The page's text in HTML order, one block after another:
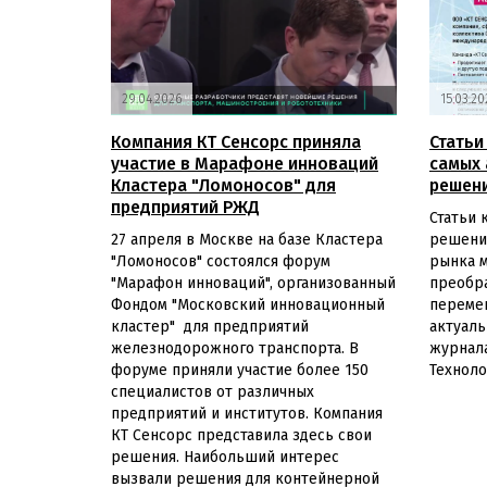
Концевые выключатели KTSS-E
Концевые выключатели серии KTSS-E –
электромеханические устройства,
размыкающие/замыкающие контакты при
достижении механизмами определенных
положений. Используются в
автоматических линиях, конвейерах,
подъемной техники, а также в механизмах,
где необходимо контролировать
передвижение подвижных частей.
Серия KTSS-E рассчитана на высокие
скорости и жесткие условия работы,
включая агрессивные среды, высокие
температуры.
Корпус из алюминия
3 типа металлических толкателей
Подсоединение – разъемом М12х1 4
pin
Коммутируемое напряжение
5…600 В AС
5...250 В DC
Легкий монтаж
Серия SC3000
Камера технического зрения серии SC3000
Благодаря встроенному
высокопроизводительному структурному
чипу X86 и предустановленной системе
Windows X86 Open Platform совместима с
приложениями на основе системы Windows
и поддерживает определяемые
пользователем процессы визуального
обнаружения и программное обеспечение.
29.04.2026
Компания КТ Сенсорс приняла
участие в Марафоне инноваций
Кластера "Ломоносов" для
предприятий РЖД
27 апреля в Москве на базе Кластера
"Ломоносов" состоялся форум
"Марафон инноваций", организованный
Фондом "Московский инновационный
кластер" для предприятий
железнодорожного транспорта. В
форуме приняли участие более 150
специалистов от различных
предприятий и институтов. Компания
КТ Сенсорс представила здесь свои
решения. Наибольший интерес
вызвали решения для контейнерной
самых
Статьи
рынка